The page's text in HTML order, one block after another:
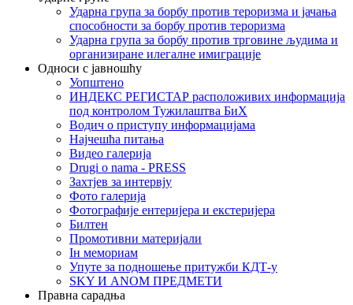
Ударна група за борбу против тероризма и јачања
способности за борбу против тероризма
Ударна група за борбу против трговине људима и
организиране илегалне имиграције
Односи с јавношћу
Уопштено
ИНДЕКС РЕГИСТАР расположивих информација
под контролом Тужилаштва БиХ
Водич о приступу информацијама
Најчешћа питања
Видео галерија
Drugi o nama - PRESS
Захтјев за интервју
Фото галерија
Фотографије ентеријера и екстеријера
Билтен
Промотивни материјали
Iн мемориам
Упуте за подношење притужби КДТ-у
SKY И ANOM ПРЕДМЕТИ
Правна сарадња